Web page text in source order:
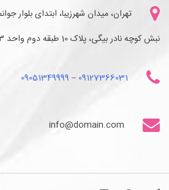
تهران، میدان شهرزیبا، ابتدای بلوار
نبش کوچه نادر بیگی، پلاک 10 طبقه دوم واحد ۳
09127366031
–
09051349999
info@domain.com